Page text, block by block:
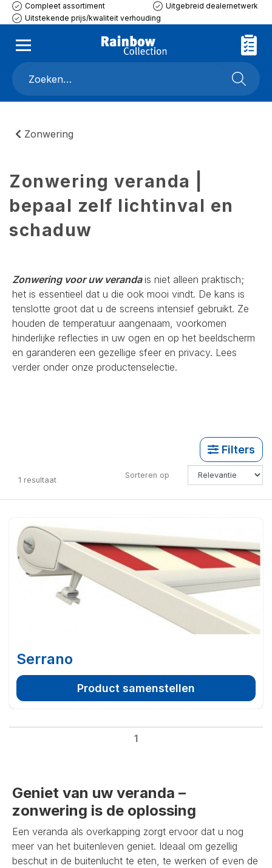
Compleet assortiment
Uitgebreid dealernetwerk
Uitstekende prijs/kwaliteit verhouding
Zonwering
Zonwering veranda |
bepaal zelf lichtinval en
schaduw
Zonwering voor uw verandais niet alleen praktisch;
het is essentieel dat u die ook mooi vindt. De kans is
tenslotte groot dat u de screens intensief gebruikt. Ze
houden de temperatuur aangenaam, voorkomen
hinderlijke reflecties in uw ogen en op het beeldscherm
en garanderen een gezellige sfeer en privacy. Lees
verder onder onze productenselectie.
Filters
1 resultaat Sorteren op
Serrano
Product samenstellen
1
Geniet van uw veranda –
zonwering is de oplossing
Een veranda als overkapping zorgt ervoor dat u nog
meer van het buitenleven geniet. Ideaal om gezellig
beschut in de buitenlucht te eten, te werken of even de